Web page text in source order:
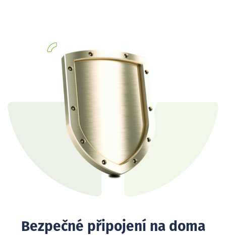
Bezpečné připojení na doma